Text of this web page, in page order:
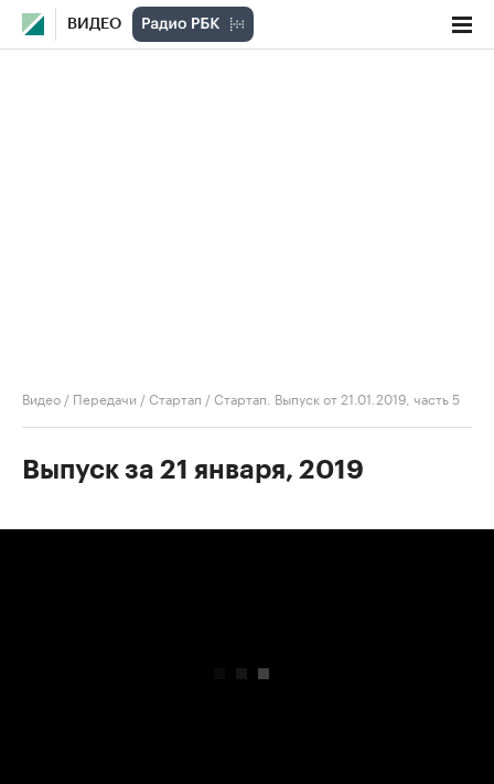
ВИДЕО
Видео / Передачи /Стартап /Стартап. Выпуск от 21.01.2019, часть 5
Выпуск за 21 января, 2019